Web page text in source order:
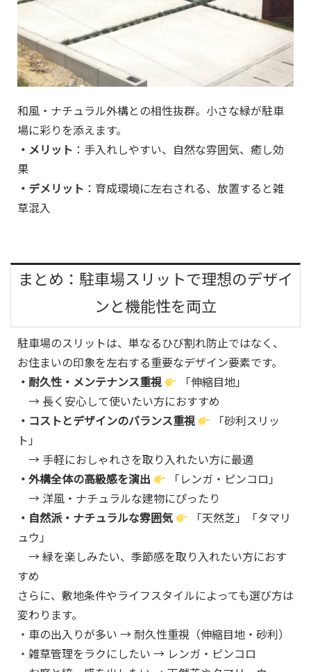
和風・ナチュラル外構との相性抜群。小さな緑が駐車
場に彩りを添えます。
・メリット ：手入れしやすい、自然な雰囲気、癒し効
果
・デメリット ：育成環境に左右される、放置すると雑
草混入
まとめ：駐車場スリットで理想のデザイ
ンと機能性を両立
駐車場のスリットは、単なるひび割れ防止ではなく、
お住まいの印象を左右する重要なデザイン要素です。
・耐久性・メンテナンス重視
「伸縮目地」
→ 長く安心して使いたい方におすすめ
・コストとデザインのバランス重視
「砂利スリッ
ト」
→ 手軽におしゃれさを取り入れたい方に最適
・外構全体の高級感を演出
「レンガ・ピンコロ」
→ 洋風・ナチュラルな建物にぴったり
・自然派・ナチュラルな雰囲気
「天然芝」「タマリ
ュウ」
→ 緑を楽しみたい、季節感を取り入れたい方におす
すめ
さらに、敷地条件やライフスタイルによっても選び方は
変わります。
・車の出入りが多い → 耐久性重視（伸縮目地・砂利）
・雑草管理をラクにしたい → レンガ・ピンコロ